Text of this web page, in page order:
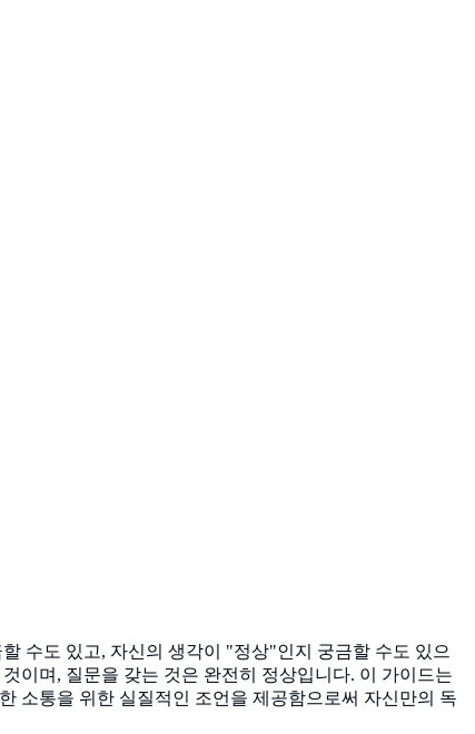
수도 있고, 자신의 생각이 "정상"인지 궁금할 수도 있으
이며, 질문을 갖는 것은 완전히 정상입니다. 이 가이드는
소통을 위한 실질적인 조언을 제공함으로써 자신만의 독